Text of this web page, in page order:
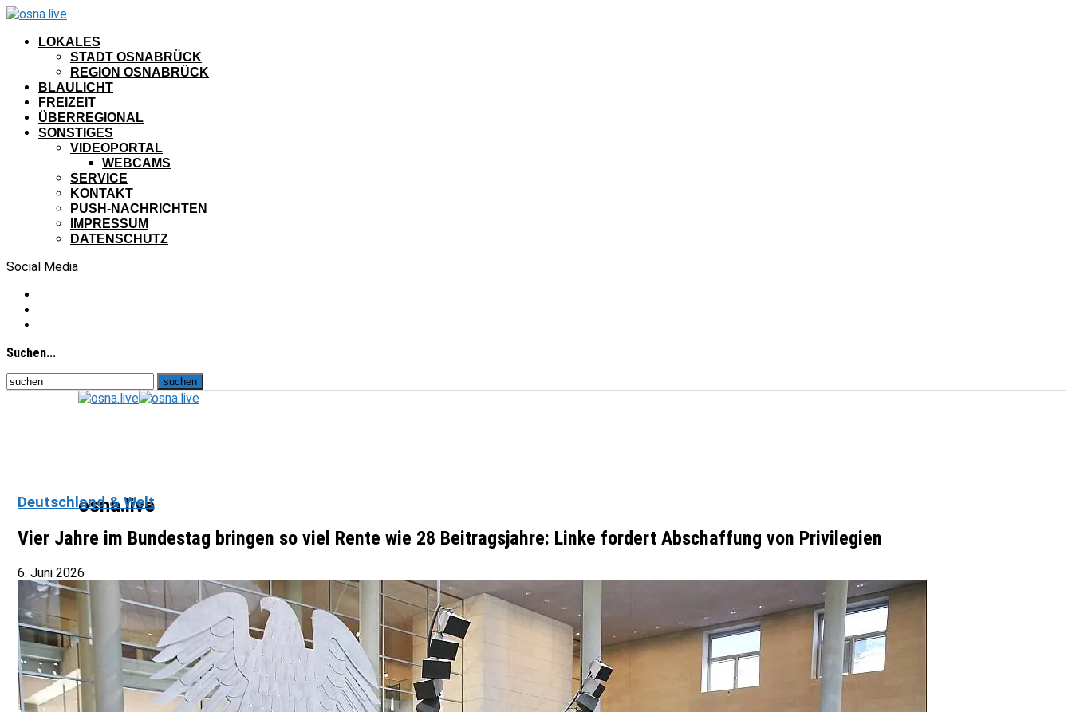
LOKALES
STADT OSNABRÜCK
REGION OSNABRÜCK
BLAULICHT
FREIZEIT
ÜBERREGIONAL
SONSTIGES
VIDEOPORTAL
WEBCAMS
SERVICE
KONTAKT
PUSH-NACHRICHTEN
IMPRESSUM
DATENSCHUTZ
Social Media
Suchen...
osna.live
Deutschland & Welt
Vier Jahre im Bundestag bringen so viel Rente wie 28 Beitragsjahre: Linke fordert Abschaffung von Privilegien
6. Juni 2026